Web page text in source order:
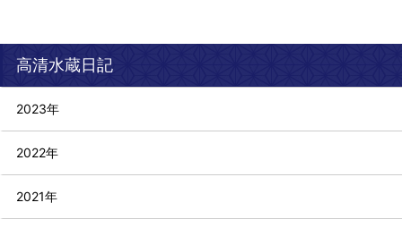
高清水蔵日記
2023年
2022年
2021年